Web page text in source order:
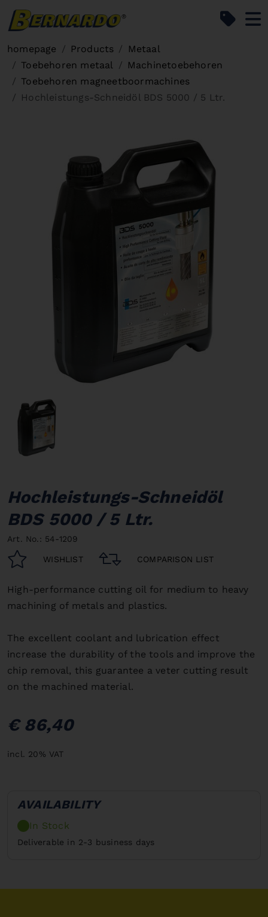
homepage Products
Metaal
Toebehoren metaal
Machinetoebehoren
Toebehoren magneetboormachines
Hochleistungs-Schneidöl BDS 5000 / 5 Ltr.
Hochleistungs-Schneidöl
BDS 5000 / 5 Ltr.
Art. No.: 54-1209
WISHLIST COMPARISON LIST
High-performance cutting oil for medium to heavy
machining of metals and plastics.
The excellent coolant and lubrication effect
increase the durability of the tools and improve the
chip removal, this guarantee a veter cutting result
on the machined material.
€ 86,40
incl. 20% VAT
AVAILABILITY
In Stock
Deliverable in 2-3 business days